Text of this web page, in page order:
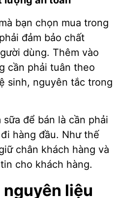
bạn chọn mua trong
đảm bảo chất
dùng. Thêm vào
cần phải tuân theo
sinh, nguyên tắc trong
để bán là cần phải
hàng đầu. Như thế
chân khách hàng và
cho khách hàng.
liệu